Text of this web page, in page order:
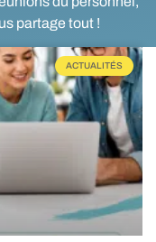
partage tout !
ACTUALITÉS